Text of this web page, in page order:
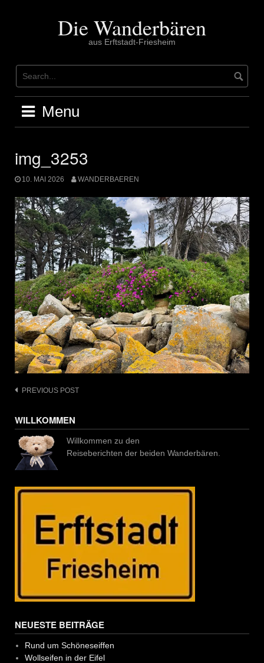
Die Wanderbären
aus Erftstadt-Friesheim
Menu
img_3253
10. MAI 2026 WANDERBAEREN
Post
PREVIOUS POST
WILLKOMMEN
Willkommen zu den
Reiseberichten der beiden Wanderbären.
NEUESTE BEITRÄGE
Rund um Schöneseiffen
Wollseifen in der Eifel